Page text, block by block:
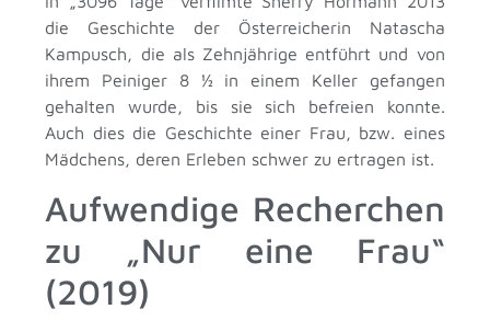
die Geschichte der Österreicherin Natascha
Kampusch, die als Zehnjährige entführt und von
ihrem Peiniger 8 ½ in einem Keller gefangen
gehalten wurde, bis sie sich befreien konnte.
Auch dies die Geschichte einer Frau, bzw. eines
Mädchens, deren Erleben schwer zu ertragen ist.
Aufwendige Recherchen
zu „Nur eine Frau“
(2019)